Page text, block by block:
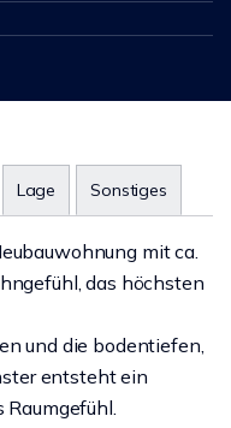
Lage Sonstiges
mit ca.
das höchsten
und die bodentiefen,
entsteht ein
Raumgefühl.